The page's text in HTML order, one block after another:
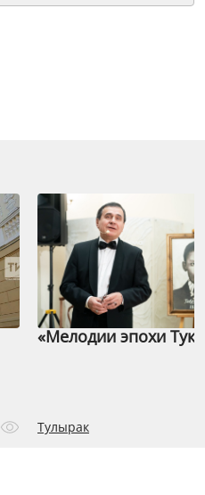
«Мелодии эпохи
Тулырак